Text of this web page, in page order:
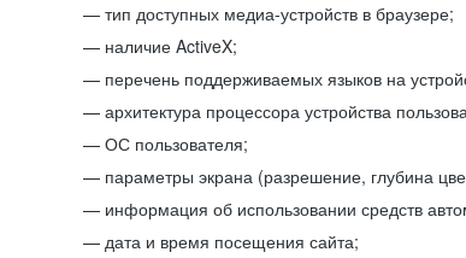
тип доступных медиа-устройств в браузере;
наличие ActiveX;
перечень поддерживаемых языков на
архитектура процессора устройства
ОС пользователя;
параметры экрана (разрешение, глубина
информация об использовании средств
дата и время посещения сайта;